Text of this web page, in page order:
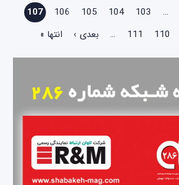
…
103
104
105
106
107
110
111
… بعدی › انتها »